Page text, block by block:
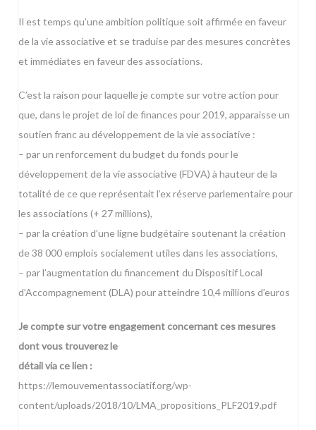
Il est temps qu’une ambition politique soit affirmée en faveur
de la vie associative et se traduise par des mesures concrètes
et immédiates en faveur des associations.
C’est la raison pour laquelle je compte sur votre action pour
que, dans le projet de loi de finances pour 2019, apparaisse un
soutien franc au développement de la vie associative :
– par un renforcement du budget du fonds pour le
développement de la vie associative (FDVA) à hauteur de la
totalité de ce que représentait l’ex réserve parlementaire pour
les associations (+ 27 millions),
– par la création d’une ligne budgétaire soutenant la création
de 38 000 emplois socialement utiles dans les associations,
– par l’augmentation du financement du Dispositif Local
d’Accompagnement (DLA) pour atteindre 10,4 millions d’euros
Je compte sur votre engagement concernant ces mesures
dont vous trouverez le
détail via ce lien :
https://lemouvementassociatif.org/wp-
content/uploads/2018/10/LMA_propositions_PLF2019.pdf